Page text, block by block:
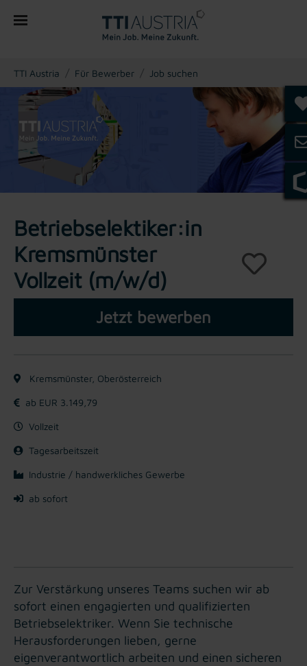
You are here:
TTI Austria Für Bewerber Job suchen
Betriebselektiker:in
Kremsmünster
Vollzeit (m/w/d)
Jetzt bewerben
Kremsmünster, Oberösterreich
ab EUR 3.149,79
Vollzeit
Tagesarbeitszeit
Industrie / handwerkliches Gewerbe
ab sofort
Zur Verstärkung unseres Teams suchen wir ab
sofort einen engagierten und qualifizierten
Betriebselektriker. Wenn Sie technische
Herausforderungen lieben, gerne
eigenverantwortlich arbeiten und einen sicheren